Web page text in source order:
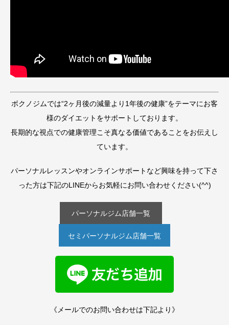
ボクノジムでは“2ヶ月後の減量より1年後の健康”をテーマにお客
様のダイエットをサポートしております。
長期的な視点での健康管理こそ真なる価値であることをお伝えし
ています。
パーソナルレッスンやオンラインサポートなど興味を持って下さ
った方は下記のLINEからお気軽にお問い合わせください(^^)
パーソナルジム店舗一覧
セミパーソナルジム店舗一覧
《メールでのお問い合わせは下記より》